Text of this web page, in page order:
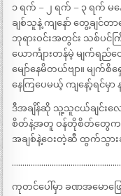
၁ ရက် – ၂ ရက် – ၃ ရက် မန
ချစ်သူနဲ့ ကျနော် တွေ့ချင်
ဘုရားဝင်းအတွင်း သစ်ပင်က
ယောင်္ကျားတန်မဲ့ မျက်ရ
မျော်နေမိတယ်ဗျာ။ မျက်
နေကြပေမယ့် ကျနော့်ရင်မှာ
ဒီအချိန်ဆို သူ့သူငယ်ချင်းလေး
စိတ်နဲ့အတူ ဝန်တိုစိတ်တွေက
အချစ်နဲ့ဝေးတဲ့ဆီ ထွက်သွား
ကုတင်ပေါ်မှာ ခဏအမောဖြ